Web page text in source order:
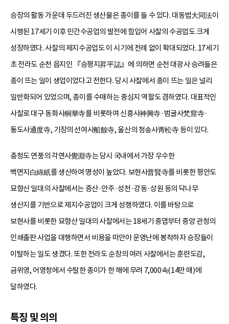
승장의 활동 가운데 두드러진 생산물은 종이를 들 수 있다. 대동법大同法이
시행된 17세기 이후 민간수공업의 발전에 힘입어 사찰의 수공업도 크게
성장하였다. 사찰의 제지수공업도 이 시기에 전례 없이 확대되었다. 17세기
초 전라도 순천 읍지인 『승평지昇平誌』에 의하면 순천 대광사 승려들은
종이 뜨는 일이 생업이었다고 전한다. 당시 사찰에서 종이 뜨는 일은 널리
일반화되어 있었으며, 종이를 수매하는 중심지 역할도 겸하였다. 대표적인
사찰로 대구 동화사桐華寺를 비롯하여 신흥사神興寺·범굴사梵窟寺·
통도사通度寺, 기장의 선여사船餘寺, 울산의 청송사靑松寺 등이 있다.
충청도 연풍의 각연사覺淵寺는 당시 국내에서 가장 우수한
백면지白綿紙를 생산하여 명성이 높았다. 보현사普賢寺를 비롯한 평안도
묘향산 일대의 사찰에서는 증산·안주·성천·강동·상원 등의 닥나무
생산지를 기반으로 제지수공업이 크게 성행하였다. 이를 바탕으로
보현사를 비롯한 묘향산 일대의 사찰에서는 18세기 중엽부터 중앙 관청의
인쇄출판 사업을 대행하면서 비용을 떠안아 운영난에 봉착하자 승장들이
이탈하는 일도 생겼다. 또한 전라도 순창의 여러 사찰에서는 훈련도감,
금위영, 어영청에서 수탈한 종이가 한 해에 무려 7,000속(14만 매)에
달하였다.
특징 및 의의